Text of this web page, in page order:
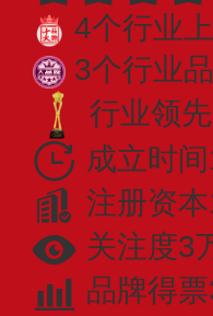
4个行业
3个行业
行业领
成立时
注册资
关注度3
品牌得